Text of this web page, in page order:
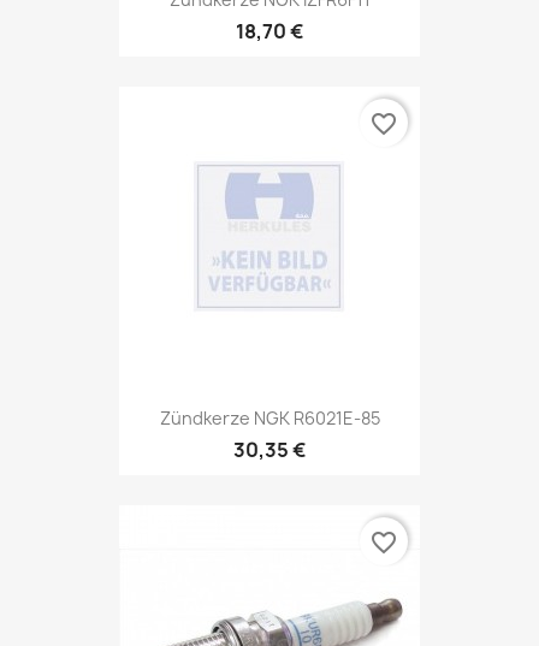
18,70 €
Zündkerze NGK R6021E-85
30,35 €
favorite_border
favorite_border